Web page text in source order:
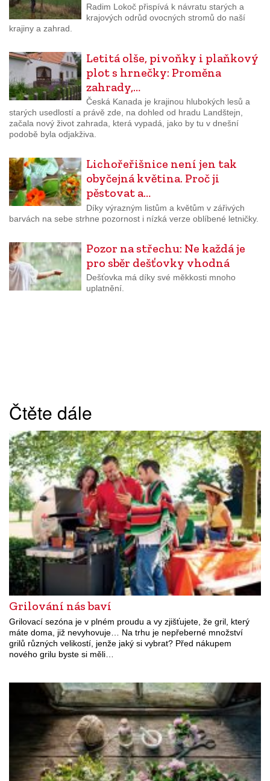
Radim Lokoč přispívá k návratu starých a
krajových odrůd ovocných stromů do naší
krajiny a zahrad.
Letitá olše, pivoňky i plaňkový
plot s hrnečky: Proměna
zahrady,…
Česká Kanada je krajinou hlubokých lesů a
starých usedlostí a právě zde, na dohled od hradu Landštejn,
začala nový život zahrada, která vypadá, jako by tu v dnešní
podobě byla odjakživa.
Lichořeřišnice není jen tak
obyčejná květina. Proč ji
pěstovat a…
Díky výrazným listům a květům v zářivých
barvách na sebe strhne pozornost i nízká verze oblíbené letničky.
Pozor na střechu: Ne každá je
pro sběr dešťovky vhodná
Dešťovka má díky své měkkosti mnoho
uplatnění.
Čtěte dále
Grilování nás baví
Grilovací sezóna je v plném proudu a vy zjišťujete, že gril, který
máte doma, již nevyhovuje… Na trhu je nepřeberné množství
grilů různých velikostí, jenže jaký si vybrat? Před nákupem
nového grilu byste si měli…